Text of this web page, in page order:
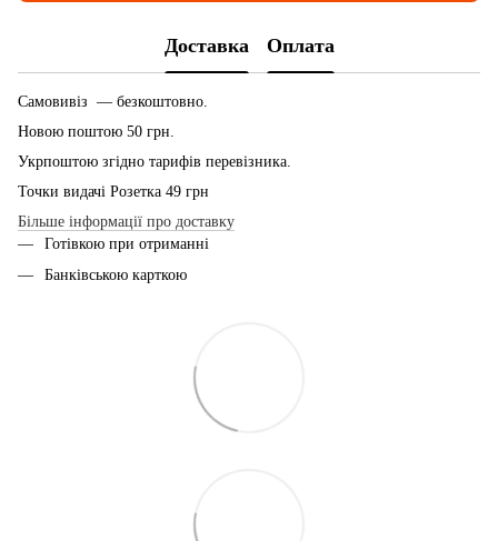
Доставка Оплата
Самовивіз — безкоштовно.
Новою поштою 50 грн.
Укрпоштою згідно тарифів перевізника.
Точки видачі Розетка 49 грн
Більше інформації про доставку
Готівкою при отриманні
Банківською карткою